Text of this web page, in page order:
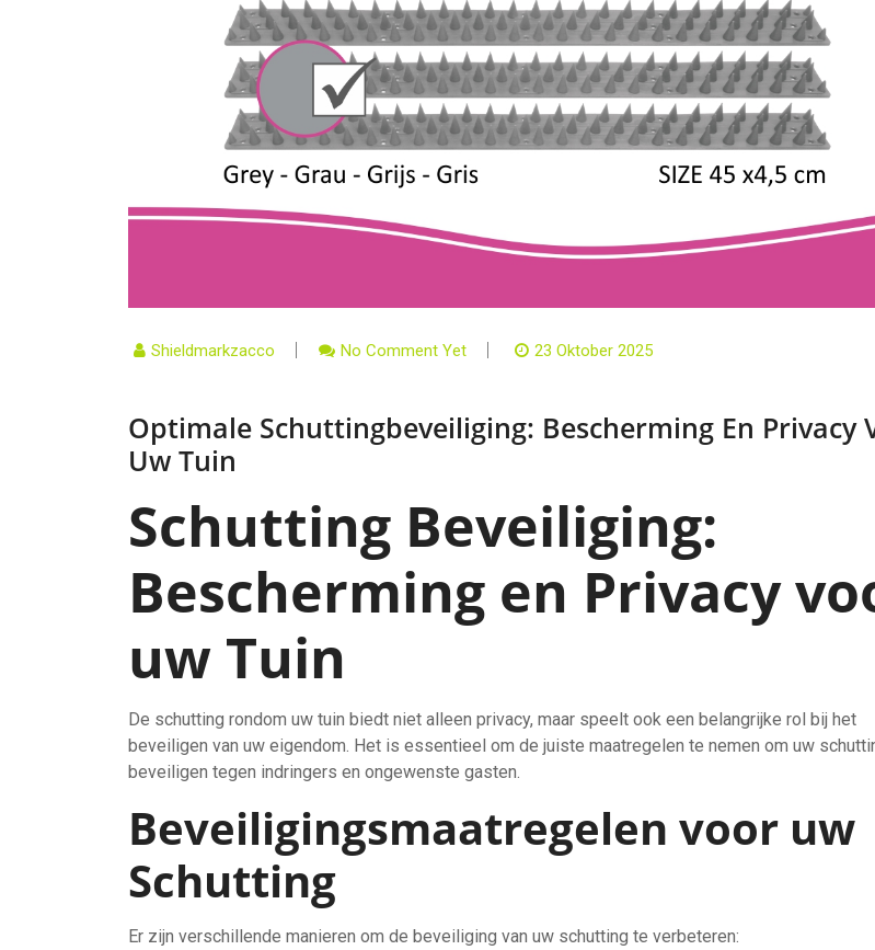
Shieldmarkzacco No Comment Yet 23 Oktober 2025
Optimale Schuttingbeveiliging: Bescherming En Privacy
Uw Tuin
Schutting Beveiliging:
Bescherming en Privacy
uw Tuin
De schutting rondom uw tuin biedt niet alleen privacy, maar speelt ook een belangrijke rol bij het
beveiligen van uw eigendom. Het is essentieel om de juiste maatregelen te nemen om uw
beveiligen tegen indringers en ongewenste gasten.
Beveiligingsmaatregelen voor uw
Schutting
Er zijn verschillende manieren om de beveiliging van uw schutting te verbeteren: